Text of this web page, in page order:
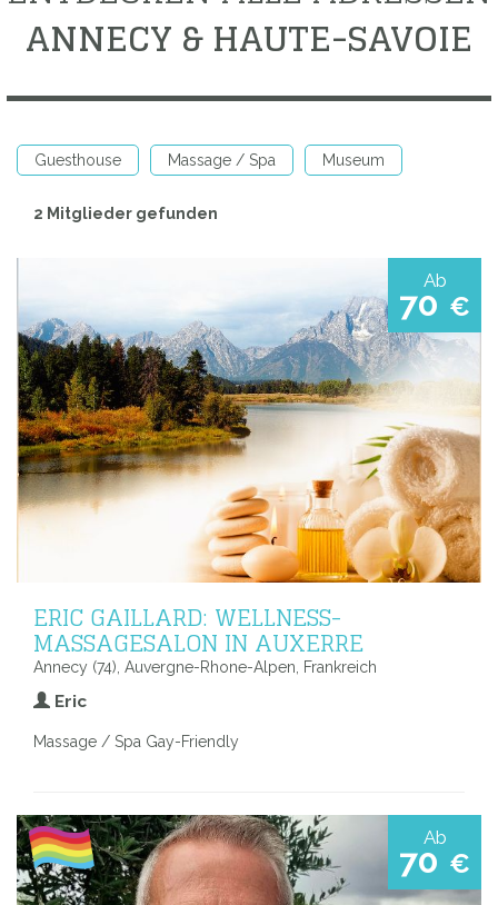
ANNECY & HAUTE-SAVOIE
Guesthouse Massage / Spa Museum
2 Mitglieder gefunden
Ab
70 €
ERIC GAILLARD: WELLNESS-
MASSAGESALON IN AUXERRE
Annecy (74), Auvergne-Rhone-Alpen, Frankreich
Eric
Massage / Spa Gay-Friendly
Ab
70 €